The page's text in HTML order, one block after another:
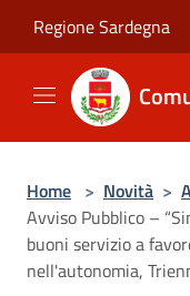
Regione Sardegna
Home > Novità >
Avviso Pubblico –
buoni servizio a
nell'autonomia,